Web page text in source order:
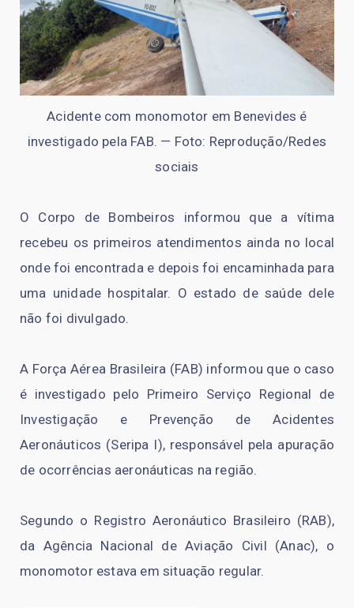
Acidente com monomotor em Benevides é
investigado pela FAB. — Foto: Reprodução/Redes
sociais
O Corpo de Bombeiros informou que a vítima
recebeu os primeiros atendimentos ainda no local
onde foi encontrada e depois foi encaminhada para
uma unidade hospitalar. O estado de saúde dele
não foi divulgado.
A Força Aérea Brasileira (FAB) informou que o caso
é investigado pelo Primeiro Serviço Regional de
Investigação e Prevenção de Acidentes
Aeronáuticos (Seripa I), responsável pela apuração
de ocorrências aeronáuticas na região.
Segundo o Registro Aeronáutico Brasileiro (RAB),
da Agência Nacional de Aviação Civil (Anac), o
monomotor estava em situação regular.